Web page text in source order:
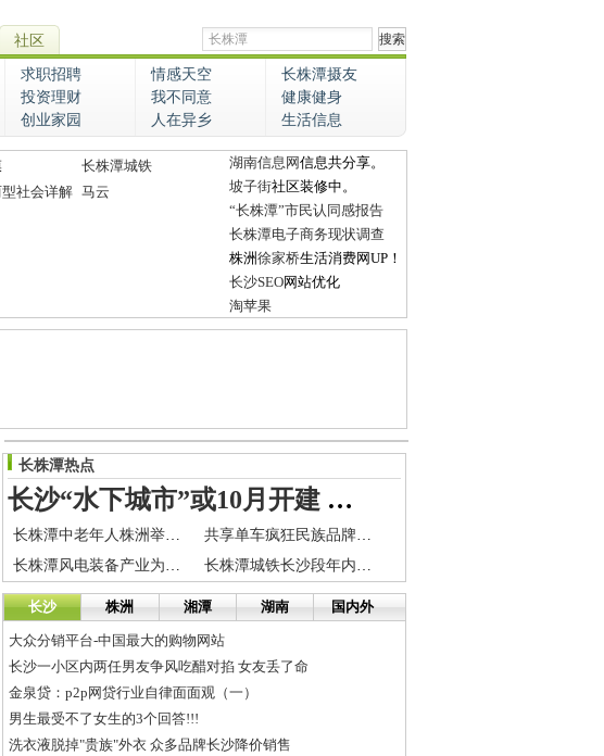
社区
求职招聘 情感天空
长株潭摄友
投资理财 我不同意
健康健身
创业家园 人在异乡 生活信息
长株潭城铁
社会详解 马云
湖南信息网信息共分享。
坡子街社区装修中。
“长株潭”市民认同感报告
长株潭电子商务现状调查
株洲徐家桥生活消费网UP！
长沙SEO网站优化
淘苹果
长株潭热点
长沙“水下城市”或10月开建 位于西湖公园下方
长株潭中老年人株洲举行群友会 上百人配对
共享单车疯狂民族品牌捷安特喜德盛自行车店大规模倒闭
长株潭风电装备产业为国家高新技术产业化基地
长株潭城铁长沙段年内启动铺轨
长沙 株洲 湘潭 湖南 国内外
大众分销平台-中国最大的购物网站
长沙一小区内两任男友争风吃醋对掐 女友丢了命
金泉贷：p2p网贷行业自律面面观（一）
男生最受不了女生的3个回答!!!
洗衣液脱掉"贵族"外衣 众多品牌长沙降价销售